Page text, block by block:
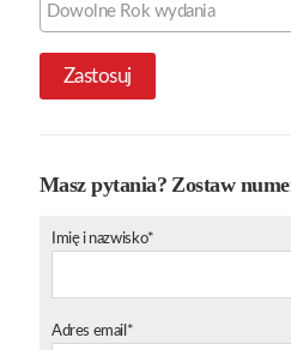
Zastosuj
Masz pytania? Zostaw
Imię i nazwisko*
Adres email*